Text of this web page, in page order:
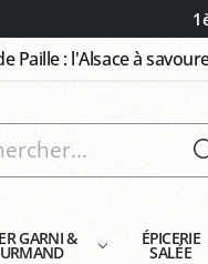
Paille : l'Alsace à
GARNI & ÉPICERIE
SALÉE